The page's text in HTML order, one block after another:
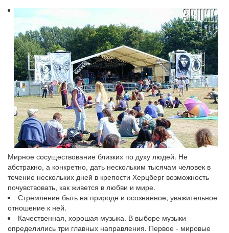
Мирное сосуществование близких по духу людей. Не
абстракно, а конкретно, дать нескольким тысячам человек в
течение нескольких дней в крепости Херцберг возможность
почувствовать, как живется в любви и мире.
Стремление быть на природе и осознанное, уважительное
отношение к ней.
Качественная, хорошая музыка. В выборе музыки
определились три главных направления. Первое - мировые